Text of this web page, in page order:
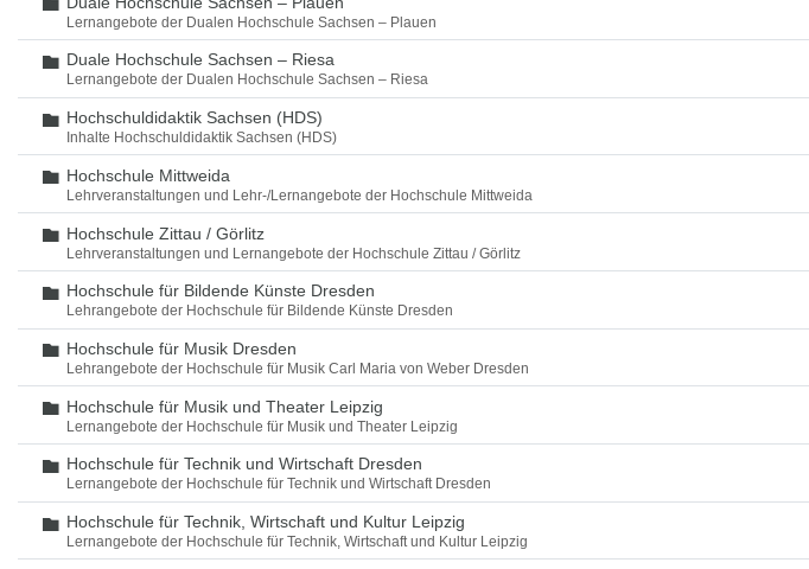
Lernangebote der Dualen Hochschule Sachsen – Plauen
Ordner
Duale Hochschule Sachsen – Riesa
Lernangebote der Dualen Hochschule Sachsen – Riesa
Ordner
Hochschuldidaktik Sachsen (HDS)
Inhalte Hochschuldidaktik Sachsen (HDS)
Ordner
Hochschule Mittweida
Lehrveranstaltungen und Lehr-/Lernangebote der Hochschule Mittweida
Ordner
Hochschule Zittau / Görlitz
Lehrveranstaltungen und Lernangebote der Hochschule Zittau / Görlitz
Ordner
Hochschule für Bildende Künste Dresden
Lehrangebote der Hochschule für Bildende Künste Dresden
Ordner
Hochschule für Musik Dresden
Lehrangebote der Hochschule für Musik Carl Maria von Weber Dresden
Ordner
Hochschule für Musik und Theater Leipzig
Lernangebote der Hochschule für Musik und Theater Leipzig
Ordner
Hochschule für Technik und Wirtschaft Dresden
Lernangebote der Hochschule für Technik und Wirtschaft Dresden
Ordner
Hochschule für Technik, Wirtschaft und Kultur Leipzig
Lernangebote der Hochschule für Technik, Wirtschaft und Kultur Leipzig